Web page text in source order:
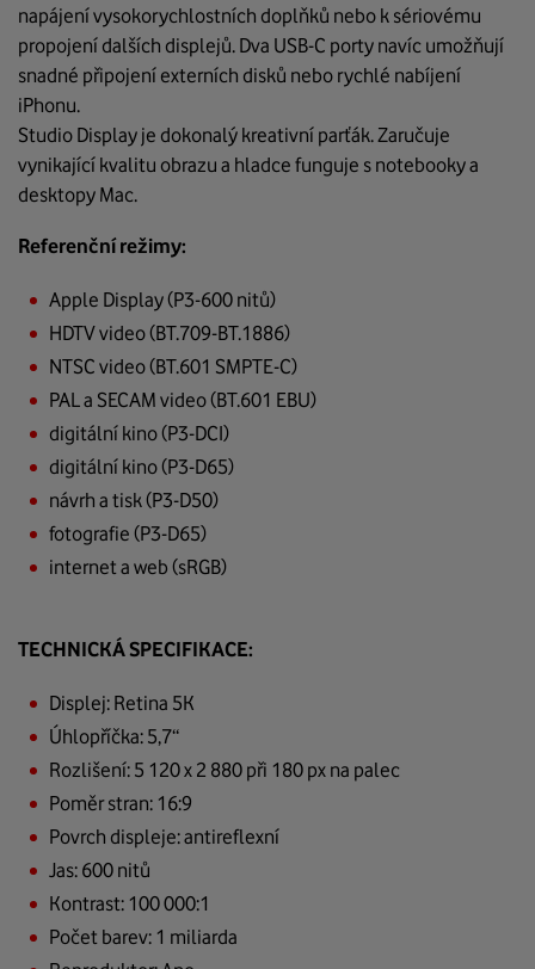
napájení vysokorychlostních doplňků nebo k sériovému
propojení dalších displejů. Dva USB-C porty navíc umožňují
snadné připojení externích disků nebo rychlé nabíjení
iPhonu.
Studio Display je dokonalý kreativní parťák. Zaručuje
vynikající kvalitu obrazu a hladce funguje s notebooky a
desktopy Mac.
Referenční režimy:
Apple Display (P3-600 nitů)
HDTV video (BT.709-BT.1886)
NTSC video (BT.601 SMPTE-C)
PAL a SECAM video (BT.601 EBU)
digitální kino (P3-DCI)
digitální kino (P3-D65)
návrh a tisk (P3-D50)
fotografie (P3-D65)
internet a web (sRGB)
TECHNICKÁ SPECIFIKACE:
Displej: Retina 5K
Úhlopříčka: 5,7“
Rozlišení: 5 120 x 2 880 při 180 px na palec
Poměr stran: 16:9
Povrch displeje: antireflexní
Jas: 600 nitů
Kontrast: 100 000:1
Počet barev: 1 miliarda